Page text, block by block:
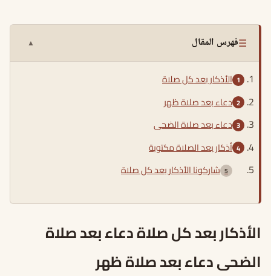
☰فهرس المقال ▲
الأذكار بعد كل صلاة
دعاء بعد صلاة ظهر
دعاء بعد صلاة الضحى
أذكار بعد الصلاة مكتوبة
شاركونا الأذكار بعد كل صلاة
الأذكار بعد كل صلاة دعاء بعد صلاة
الضحى دعاء بعد صلاة ظهر